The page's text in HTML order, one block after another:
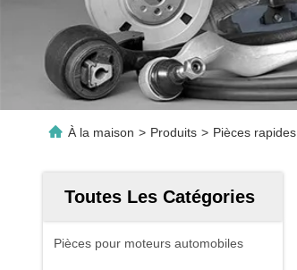
À la maison > Produits > Pièces rapides
Toutes Les Catégories
Pièces pour moteurs automobiles